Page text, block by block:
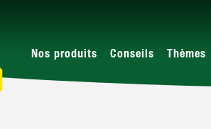
Nos produits Conseils Thèmes